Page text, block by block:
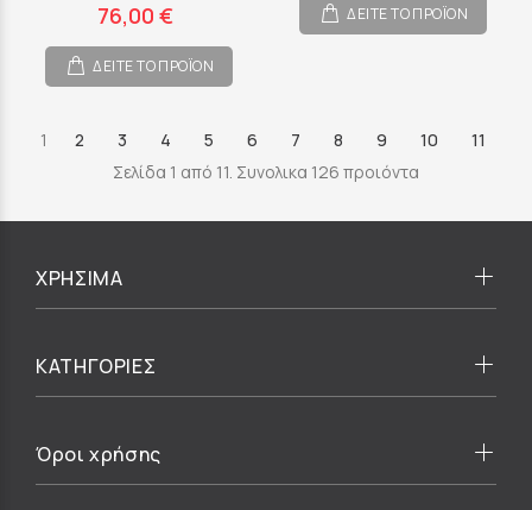
76,00 €
ΔΕΙΤΕ ΤΟ ΠΡΟΪΟΝ
ΔΕΙΤΕ ΤΟ ΠΡΟΪΟΝ
1 2 3 4 5 6 7 8 9 10
11
Σελίδα 1 από 11. Συνολικα 126 προιόντα
ΧΡΗΣΙΜΑ
ΚΑΤΗΓΟΡΙΕΣ
Όροι χρήσης